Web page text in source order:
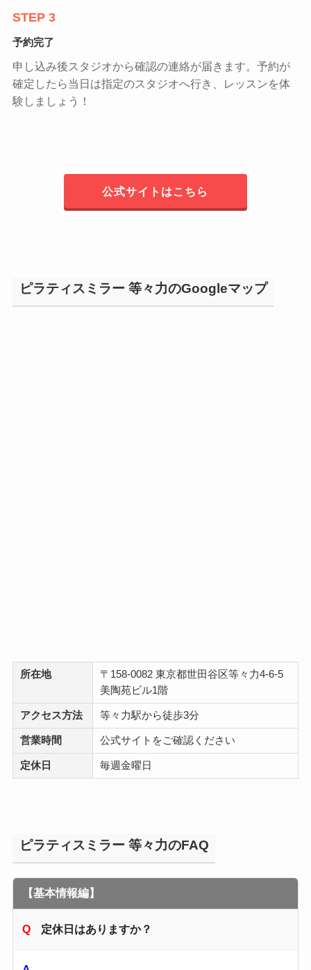
STEP 3
予約完了
申し込み後スタジオから確認の連絡が届きます。予約が
確定したら当日は指定のスタジオへ行き、レッスンを体
験しましょう！
公式サイトはこちら
ピラティスミラー 等々力のGoogleマップ
所在地
〒158-0082 東京都世田谷区等々力4-6-5
美陶苑ビル1階
アクセス方法 等々力駅から徒歩3分
営業時間 公式サイトをご確認ください
定休日 毎週金曜日
ピラティスミラー 等々力のFAQ
【基本情報編】
定休日はありますか？